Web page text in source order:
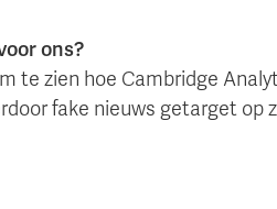
ons?
te zien hoe Cambridge
fake nieuws getarget op